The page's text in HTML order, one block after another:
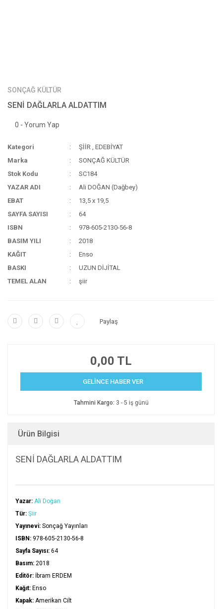
SONÇAĞ KÜLTÜR
SENİ DAĞLARLA ALDATTIM
0 - Yorum Yap
Kategori ŞİİR ,EDEBİYAT
Marka
SONÇAĞ KÜLTÜR
Stok Kodu
SC184
YAZAR ADI
Ali DOĞAN (Dağbey)
EBAT
13,5 x 19,5
SAYFA SAYISI
64
ISBN
978-605-2130-56-8
BASIM YILI
2018
KAĞIT
Enso
BASKI
UZUN DİJİTAL
TEMEL ALAN
şiir
Paylaş
0,00 TL
GELİNCE HABER VER
Tahmini Kargo: 3 - 5 iş günü
Ürün Bilgisi
SENİ DAĞLARLA ALDATTIM
Yazar: Ali Doğan
Tür: Şiir
Yayınevi: Sonçağ Yayınları
ISBN: 978-605-2130-56-8
Sayfa Sayısı: 64
Basım: 2018
Editör: İbram ERDEM
Kağıt: Enso
Kapak: Amerikan Cilt